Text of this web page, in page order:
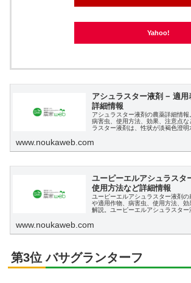
Yahoo!
アシュラスター液剤 − 適
詳細情報
アシュラスター液剤の農薬詳細情報
病害虫、使用方法、効果、注意点な
ラスター液剤は、性状が淡褐色澄明
www.noukaweb.com
ユーピーエルアシュラスタ
使用方法など詳細情報
ユーピーエルアシュラスター液剤
や適用作物、病害虫、使用方法、効
解説。ユーピーエルアシュラスタ
www.noukaweb.com
第3位 バサグランターフ